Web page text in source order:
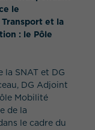
le
et la
: le Pôle
la SNAT et DG
DG Adjoint
Mobilité
de la
le cadre du